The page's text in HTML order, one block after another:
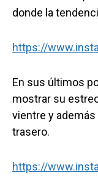
donde la
https://
En sus últimos
mostrar su
vientre y
trasero.
https://